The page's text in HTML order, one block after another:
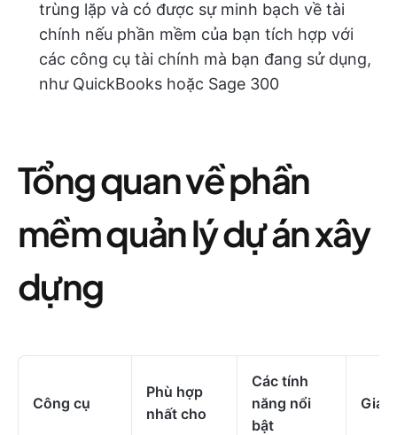
trùng lặp và có được sự minh bạch về tài
chính nếu phần mềm của bạn tích hợp với
các công cụ tài chính mà bạn đang sử dụng,
như QuickBooks hoặc Sage 300
Tổng quan về phần
mềm quản lý dự án xây
dựng
Công cụ
Phù hợp
nhất cho
Các tính
năng nổi
bật
Giá